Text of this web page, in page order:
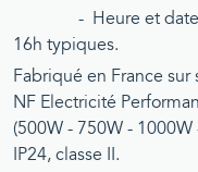
- Heure et date
16h typiques.
Fabriqué en France sur
NF Electricité
(500W - 750W -
IP24, classe II.